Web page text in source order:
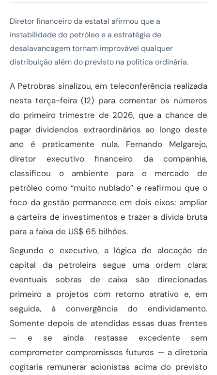
Diretor financeiro da estatal afirmou que a
instabilidade do petróleo e a estratégia de
desalavancagem tornam improvável qualquer
distribuição além do previsto na política ordinária.
A Petrobras sinalizou, em teleconferência realizada
nesta terça-feira (12) para comentar os números
do primeiro trimestre de 2026, que a chance de
pagar dividendos extraordinários ao longo deste
ano é praticamente nula. Fernando Melgarejo,
diretor executivo financeiro da companhia,
classificou o ambiente para o mercado de
petróleo como “muito nublado” e reafirmou que o
foco da gestão permanece em dois eixos: ampliar
a carteira de investimentos e trazer a dívida bruta
para a faixa de US$ 65 bilhões.
Segundo o executivo, a lógica de alocação de
capital da petroleira segue uma ordem clara:
eventuais sobras de caixa são direcionadas
primeiro a projetos com retorno atrativo e, em
seguida, à convergência do endividamento.
Somente depois de atendidas essas duas frentes
— e se ainda restasse excedente sem
comprometer compromissos futuros — a diretoria
cogitaria remunerar acionistas acima do previsto